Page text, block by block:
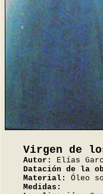
Virgen de
Autor:
Elías
Datación de la
Material:
Óleo
Medidas: